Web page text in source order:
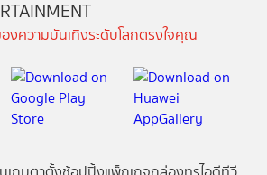
งความบันเทิงระดับโลกตรงใจคุณ